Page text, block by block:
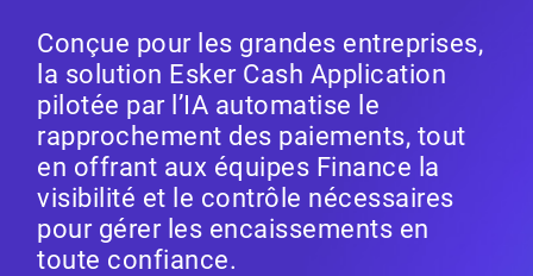
Conçue pour les grandes entreprises,
la solution Esker Cash Application
pilotée par l’IA automatise le
rapprochement des paiements, tout
en offrant aux équipes Finance la
visibilité et le contrôle nécessaires
pour gérer les encaissements en
toute confiance.